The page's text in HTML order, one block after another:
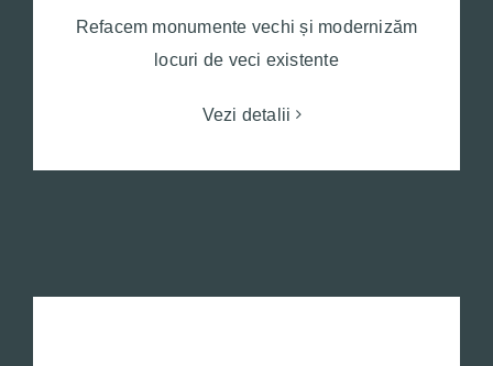
Refacem monumente vechi și modernizăm
locuri de veci existente
Vezi detalii